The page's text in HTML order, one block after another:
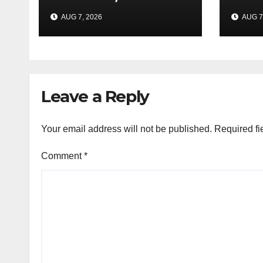
tumanggap ng
bigas sa ilalim ng
LGSF
AUG 7, 2026 AUG
Leave a Reply
Your email address will not be published. Required
Comment*